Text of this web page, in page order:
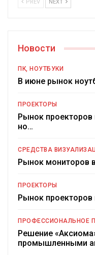
PREV NEXT
Новости
ПК, НОУТБУКИ
В июне рынок
ПРОЕКТОРЫ
Рынок проекторов
но…
СРЕДСТВА
Рынок мониторов
ПРОЕКТОРЫ
Рынок
ПРОФЕССИОНАЛЬНОЕ
Решение
промышленными